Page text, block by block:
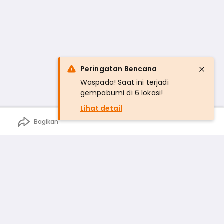
Bagikan
Peringatan Bencana
Waspada! Saat ini terjadi
gempabumi di 6 lokasi!
Lihat detail